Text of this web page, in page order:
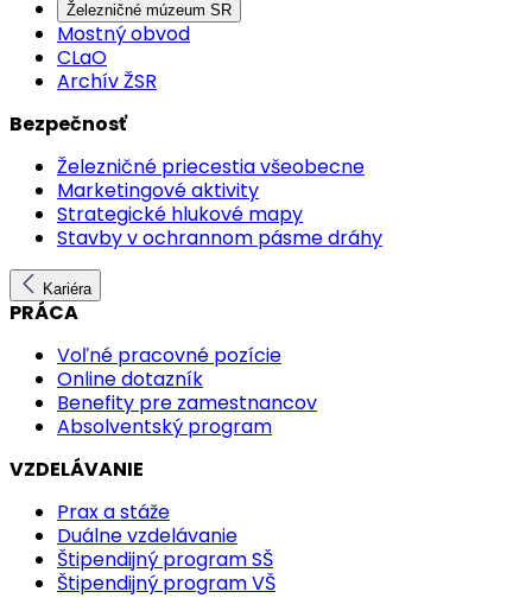
Železničné múzeum SR
Mostný obvod
CLaO
Archív ŽSR
Bezpečnosť
Železničné priecestia všeobecne
Marketingové aktivity
Strategické hlukové mapy
Stavby v ochrannom pásme dráhy
Kariéra
PRÁCA
Voľné pracovné pozície
Online dotazník
Benefity pre zamestnancov
Absolventský program
VZDELÁVANIE
Prax a stáže
Duálne vzdelávanie
Štipendijný program SŠ
Štipendijný program VŠ